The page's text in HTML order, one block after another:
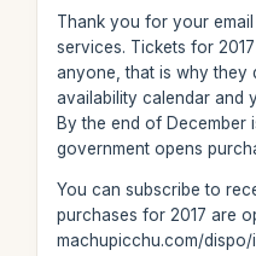
Thank you for your
services. Tickets for
anyone, that is why they
availability calendar and
By the end of December
government opens
You can subscribe to
purchases for 2017 are
machupicchu.com/dispo/